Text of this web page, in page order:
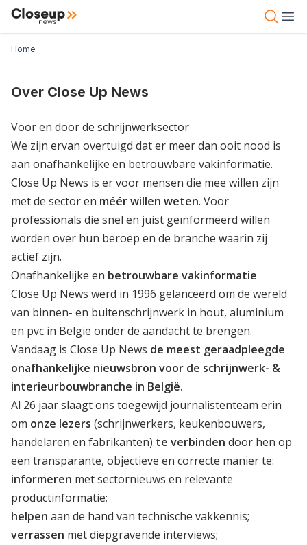
Overslaan
gaan
Close Up News
Open
Kruimelpad
Home
Over Close Up News
Voor en door de schrijnwerksector
We zijn ervan overtuigd dat er meer dan ooit nood is
aan onafhankelijke en betrouwbare vakinformatie.
Close Up News is er voor mensen die mee willen zijn
met de sector en méér willen weten. Voor
professionals die snel en juist geïnformeerd willen
worden over hun beroep en de branche waarin zij
actief zijn.
Onafhankelijke en betrouwbare vakinformatie
Close Up News werd in 1996 gelanceerd om de wereld
van binnen- en buitenschrijnwerk in hout, aluminium
en pvc in België onder de aandacht te brengen.
Vandaag is Close Up News de meest geraadpleegde
onafhankelijke nieuwsbron voor de schrijnwerk- &
interieurbouwbranche in België.
Al 26 jaar slaagt ons toegewijd journalistenteam erin
om onze lezers (schrijnwerkers, keukenbouwers,
handelaren en fabrikanten) te verbinden door hen op
een transparante, objectieve en correcte manier te:
informeren met sectornieuws en relevante
productinformatie;
helpen aan de hand van technische vakkennis;
verrassen met diepgravende interviews;